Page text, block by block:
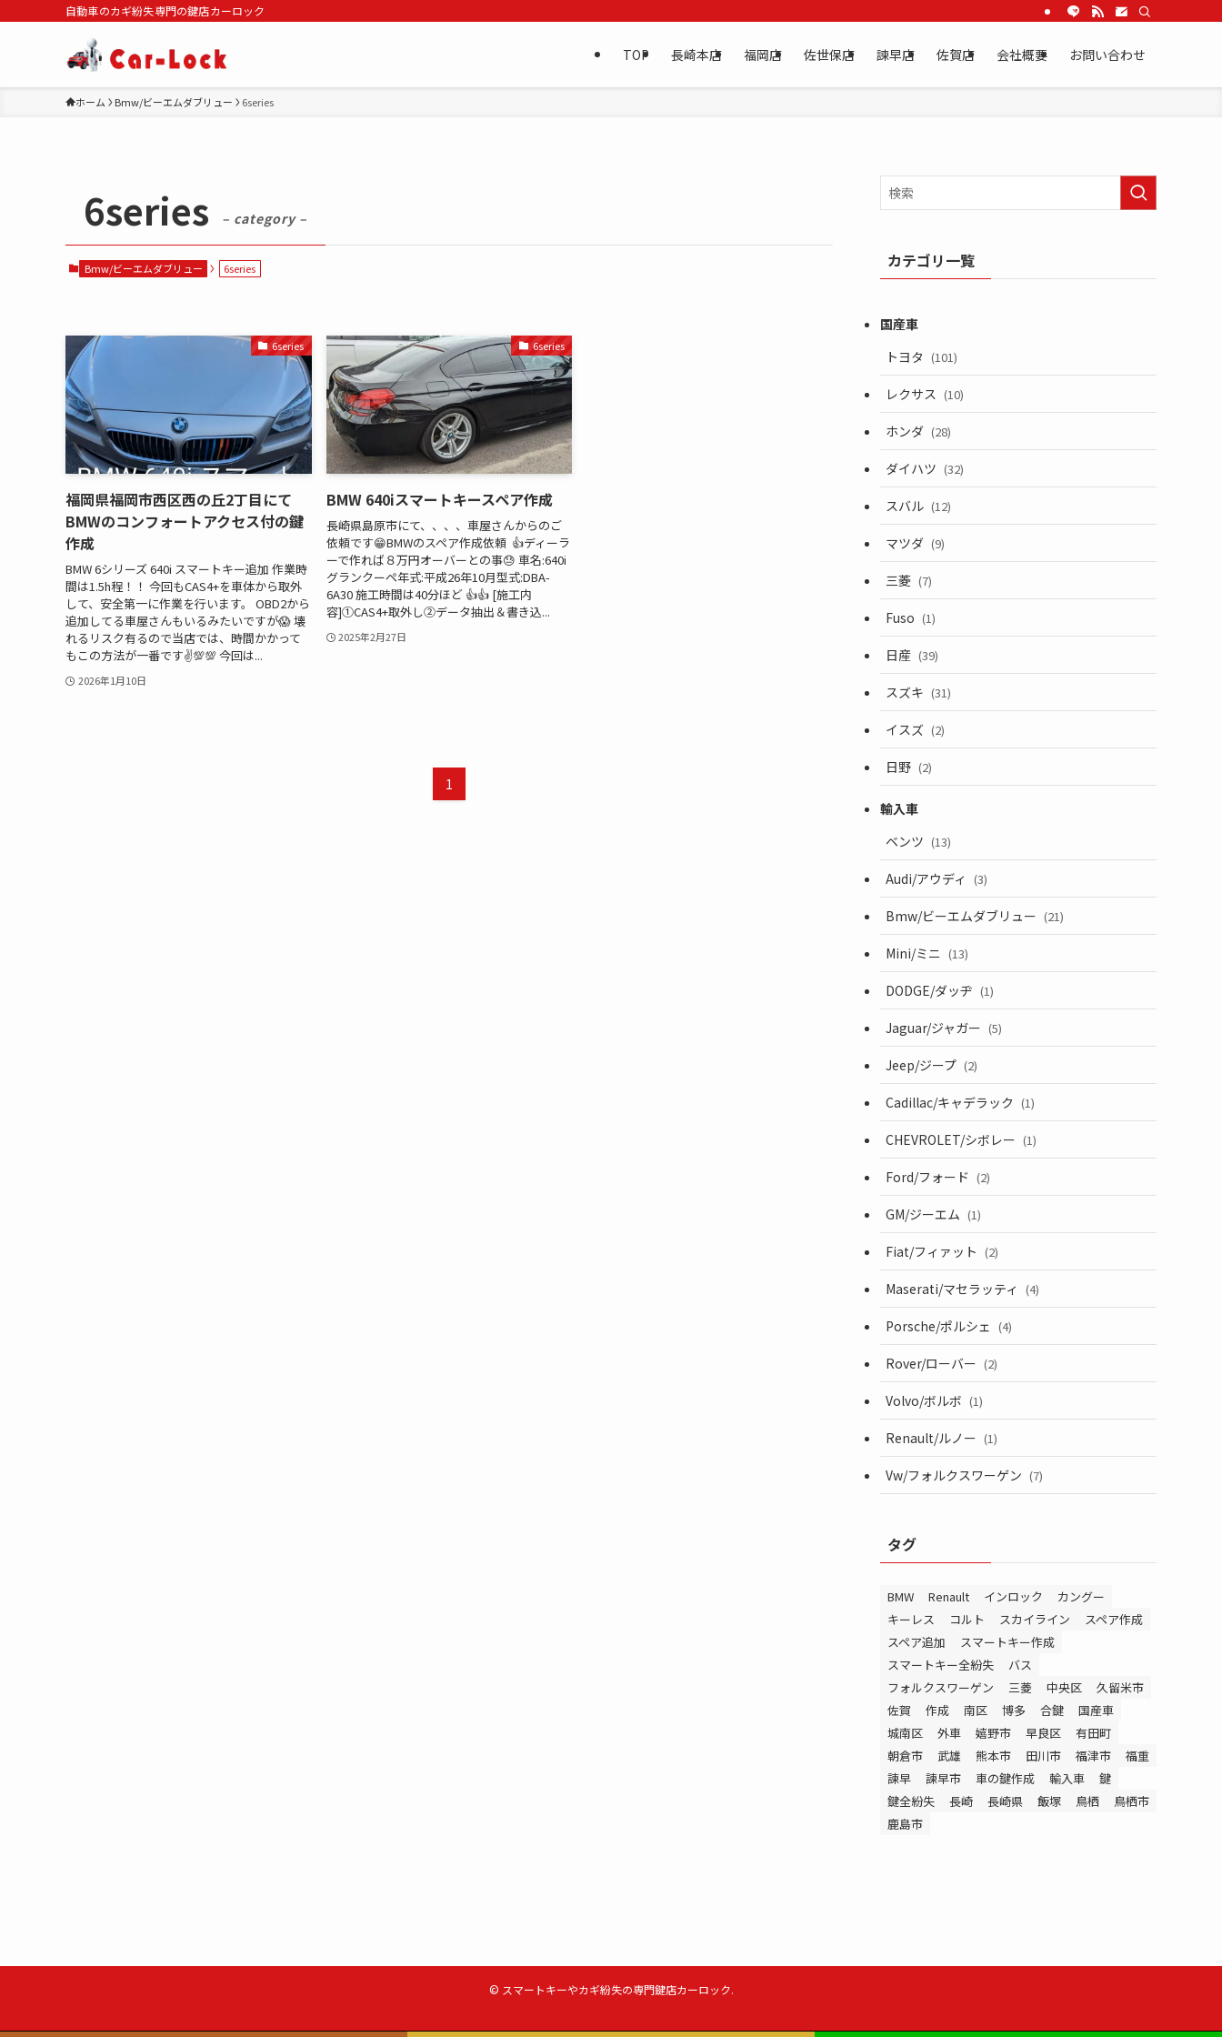
自動車のカギ紛失専門の鍵店カーロック
TOP 長崎本店 福岡店 佐世保店 諫早店 佐賀店 会社概要 お問い合わせ
ホーム Bmw/ビーエムダブリュー 6series
6series – category –
Bmw/ビーエムダブリュー 6series
6series
福岡県福岡市西区西の丘2丁目にて
BMWのコンフォートアクセス付の鍵
作成
BMW 6シリーズ 640i スマートキー追加 作業時
間は1.5h程！！ 今回もCAS4+を車体から取外
して、安全第一に作業を行います。 OBD2から
追加してる車屋さんもいるみたいですが😱 壊
れるリスク有るので当店では、時間かかって
もこの方法が一番です✌️💯💯 今回は...
2026年1月10日
6series
BMW 640iスマートキースペア作成
長崎県島原市にて、、、、車屋さんからのご
依頼です😁BMWのスペア作成依頼 👍ディーラ
ーで作れば８万円オーバーとの事😓 車名:640i
グランクーペ年式:平成26年10月型式:DBA-
6A30 施工時間は40分ほど 👍👍 [施工内
容]①CAS4+取外し②データ抽出＆書き込...
2025年2月27日
1
カテゴリ一覧
トヨタ (101)
レクサス (10)
ホンダ (28)
ダイハツ (32)
スバル (12)
マツダ (9)
三菱 (7)
Fuso (1)
日産 (39)
スズキ (31)
イスズ (2)
日野 (2)
ベンツ (13)
Audi/アウディ (3)
Bmw/ビーエムダブリュー (21)
Mini/ミニ (13)
DODGE/ダッヂ (1)
Jaguar/ジャガー (5)
Jeep/ジープ (2)
Cadillac/キャデラック (1)
CHEVROLET/シボレー (1)
Ford/フォード (2)
GM/ジーエム (1)
Fiat/フィァット (2)
Maserati/マセラッティ (4)
Porsche/ポルシェ (4)
Rover/ローバー (2)
Volvo/ボルボ (1)
Renault/ルノー (1)
Vw/フォルクスワーゲン (7)
タグ
BMW Renault インロック
カングー
キーレス
コルト スカイライン
スペア作成
スペア追加
スマートキー作成
スマートキー全紛失
バス
フォルクスワーゲン
三菱 中央区
久留米市
佐賀
作成 南区 博多 合鍵
国産車
城南区
外車 嬉野市 早良区
有田町
朝倉市
武雄 熊本市 田川市 福津市
福重
諫早
諫早市 車の鍵作成 輸入車
鍵
鍵全紛失
長崎 長崎県 飯塚 鳥栖
鳥栖市
鹿島市
© スマートキーやカギ紛失の専門鍵店カーロック.